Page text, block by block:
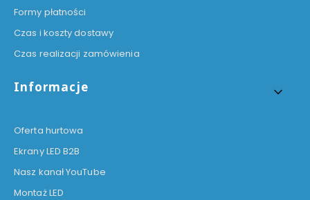
Formy płatności
Czas i koszty dostawy
Czas realizacji zamówienia
Informacje
Oferta hurtowa
Ekrany LED B2B
Nasz kanał YouTube
Montaż LED